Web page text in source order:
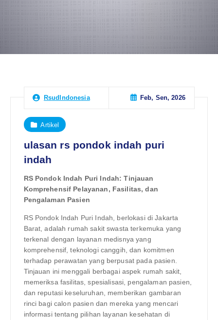
RsudIndonesia Feb, Sen, 2026
Artikel
ulasan rs pondok indah puri
indah
RS Pondok Indah Puri Indah: Tinjauan
Komprehensif Pelayanan, Fasilitas, dan
Pengalaman Pasien
RS Pondok Indah Puri Indah, berlokasi di Jakarta
Barat, adalah rumah sakit swasta terkemuka yang
terkenal dengan layanan medisnya yang
komprehensif, teknologi canggih, dan komitmen
terhadap perawatan yang berpusat pada pasien.
Tinjauan ini menggali berbagai aspek rumah sakit,
memeriksa fasilitas, spesialisasi, pengalaman pasien,
dan reputasi keseluruhan, memberikan gambaran
rinci bagi calon pasien dan mereka yang mencari
informasi tentang pilihan layanan kesehatan di